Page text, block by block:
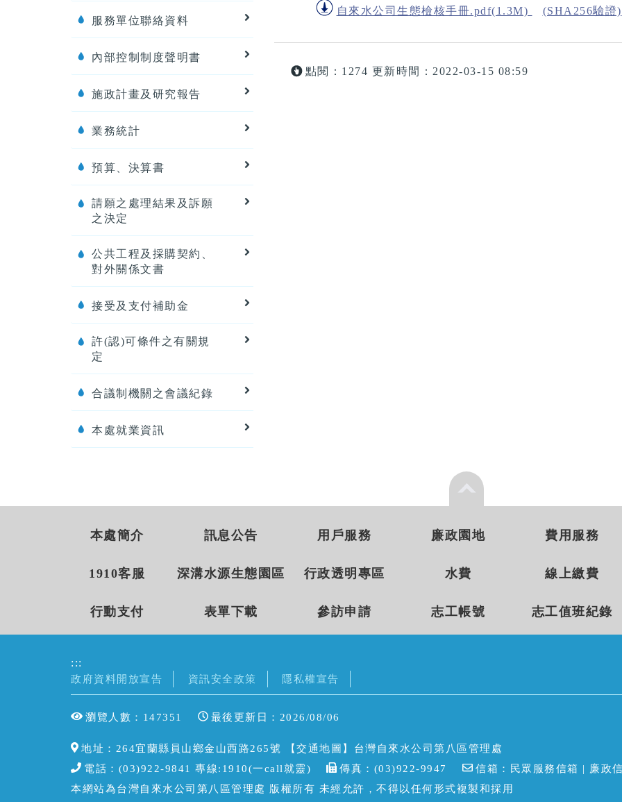
服務單位聯絡資料
內部控制制度聲明書
施政計畫及研究報告
業務統計
預算、決算書
請願之處理結果及訴願
之決定
公共工程及採購契約、
對外關係文書
接受及支付補助金
許(認)可條件之有關規
定
合議制機關之會議紀錄
本處就業資訊
自來水公司生態檢核手冊.pdf(1.3M) (SHA256驗證)
點閱：1274 更新時間：2022-03-15 08:59
本處簡介 訊息公告 用戶服務 廉政園地 費用服務
1910客服 深溝水源生態園區 行政透明專區 水費 線上繳費
行動支付 表單下載 參訪申請 志工帳號 志工值班紀錄
:::
政府資料開放宣告
資訊安全政策 隱私權宣告
瀏覽人數：147351 最後更新日：2026/08/06
地址：264宜蘭縣員山鄉金山西路265號 【交通地圖 】台灣自來水公司第八區管理處
電話：(03)922-9841 專線:1910(一call就靈)
傳真：(03)922-9947 信箱： 民眾服務信箱 | 廉政
本網站為台灣自來水公司第八區管理處 版權所有 未經允許，不得以任何形式複製和採用